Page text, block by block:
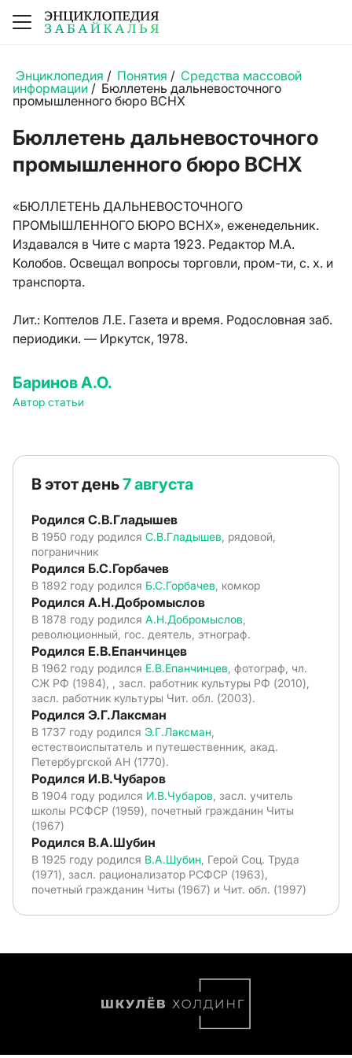
Энциклопедия / Понятия / Средства массовой
информации / Бюллетень дальневосточного
промышленного бюро ВСНХ
Бюллетень дальневосточного
промышленного бюро ВСНХ
«БЮЛЛЕТЕНЬ ДАЛЬНЕВОСТОЧНОГО
ПРОМЫШЛЕННОГО БЮРО ВСНХ», еженедельник.
Издавался в Чите с марта 1923. Редактор М.А.
Колобов. Освещал вопросы торговли, пром-ти, с. х. и
транспорта.
Лит.: Коптелов Л.Е. Газета и время. Родословная заб.
периодики. — Иркутск, 1978.
Баринов А.О.
Автор статьи
В этот день7 августа
Родился С.В.Гладышев
В 1950 году родился С.В.Гладышев , рядовой,
пограничник
Родился Б.С.Горбачев
В 1892 году родился Б.С.Горбачев , комкор
Родился А.Н.Добромыслов
В 1878 году родился А.Н.Добромыслов
революционный, гос. деятель, этнограф.
Родился Е.В.Епанчинцев
В 1962 году родился Е.В.Епанчинцев , фотограф, чл.
СЖ РФ (1984), , засл. работник культуры РФ (2010),
засл. работник культуры Чит. обл. (2003).
Родился Э.Г.Лаксман
В 1737 году родился Э.Г.Лаксман
естествоиспытатель и путешественник, акад.
Петербургской АН (1770).
Родился И.В.Чубаров
В 1904 году родился И.В.Чубаров , засл. учитель
школы РСФСР (1959), почетный гражданин Читы
(1967)
Родился В.А.Шубин
В 1925 году родился В.А.Шубин , Герой Соц. Труда
(1971), засл. рационализатор РСФСР (1963),
почетный гражданин Читы (1967) и Чит. обл. (1997)